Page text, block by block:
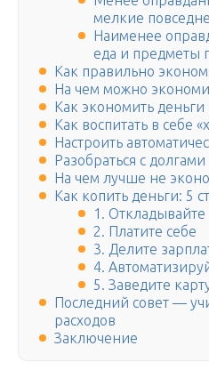
мелкие
Наименее
еда и предметы
Как правильно
На чем можно
Как экономить деньги
Как воспитать в себе
Настроить
Разобраться с долгами
На чем лучше не
Как копить деньги: 5
1. Откладывайте
2. Платите себе
3. Делите
4.
5. Заведите
Последний совет —
расходов
Заключение